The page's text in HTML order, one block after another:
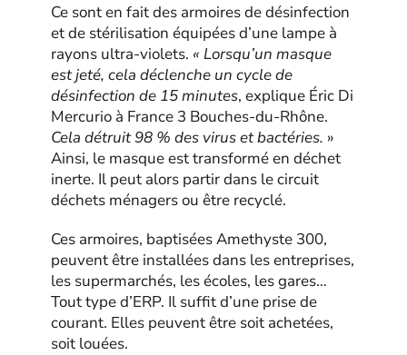
Ce sont en fait des armoires de désinfection
et de stérilisation équipées d’une lampe à
rayons ultra-violets. « Lorsqu’un masque
est jeté, cela déclenche un cycle de
désinfection de 15 minutes, explique Éric Di
Mercurio à France 3 Bouches-du-Rhône.
Cela détruit 98 % des virus et bactéries. »
Ainsi, le masque est transformé en déchet
inerte. Il peut alors partir dans le circuit
déchets ménagers ou être recyclé.
Ces armoires, baptisées Amethyste 300,
peuvent être installées dans les entreprises,
les supermarchés, les écoles, les gares…
Tout type d’ERP. Il suffit d’une prise de
courant. Elles peuvent être soit achetées,
soit louées.